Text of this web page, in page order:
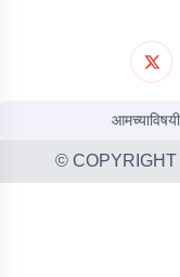
आमच्याविषयी
© COPYRIGHT